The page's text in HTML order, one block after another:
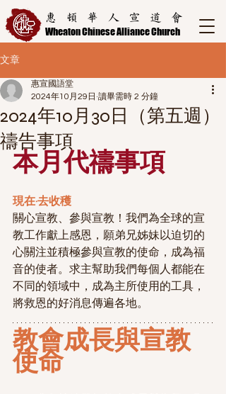
惠頓華人宣道會
Wheaton Chinese Alliance Church
文章
2024年10月30日（第五週）
禱告事項
惠宣國語堂
2024年10月29日 讀畢需時 2 分鐘
本月代禱事項
現在·去收穫
關心宣教、參與宣教！我們為全球的宣
教工作獻上感恩，願弟兄姊妹以迫切的
心關注並積極參與宣教的使命，成為福
音的使者。求主幫助我們每個人都能在
不同的領域中，成為主所使用的工具，
將救恩的好消息傳遍各地。
教會成長與宣教
使命